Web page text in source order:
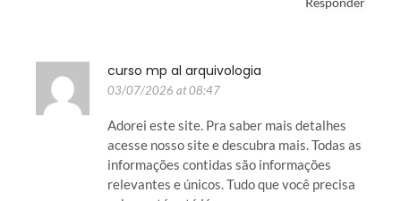
curso mp al arquivologia
03/07/2026 at 08:47
Adorei este site. Pra saber mais detalhes
acesse nosso site e descubra mais. Todas as
informações contidas são informações
relevantes e únicos. Tudo que você precisa